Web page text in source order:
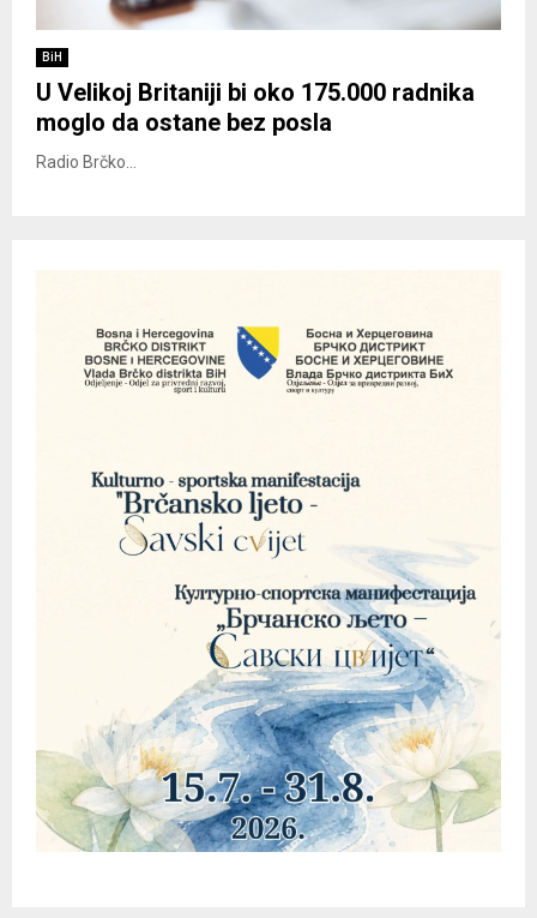
BiH
U Velikoj Britaniji bi oko 175.000 radnika
moglo da ostane bez posla
Radio Brčko...